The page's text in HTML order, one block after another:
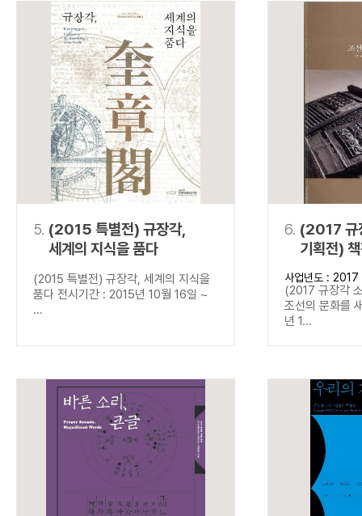
5. (2015 특별전) 규장각,
세계의 지식을 품다
(2015 특별전) 규장각, 세계의 지식을
품다 전시기간 : 2015년 10월 16일 ~
...
6. (2017 규
기획전)
새기다
사업년도 : 2017
(2017 규장각
조선의 문화를
년 1...